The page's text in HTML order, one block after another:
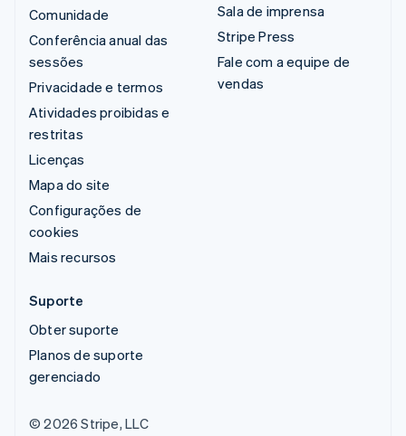
Comunidade
Conferência anual das
sessões
Privacidade e termos
Atividades proibidas e
restritas
Licenças
Mapa do site
Configurações de
cookies
Mais recursos
Sala de imprensa
Stripe Press
Fale com a equipe de
vendas
Suporte
Obter suporte
Planos de suporte
gerenciado
© 2026 Stripe, LLC